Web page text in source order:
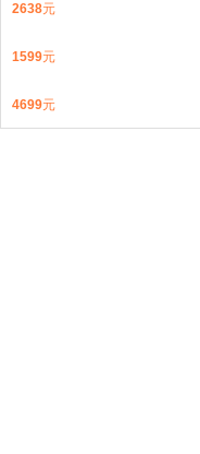
2638元
1599元
4699元